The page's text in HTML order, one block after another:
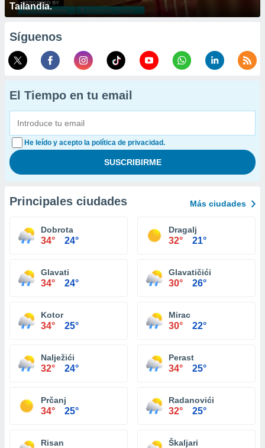
Tailandia.
Síguenos
El Tiempo en tu email
He leído y acepto la política de privacidad.
Principales ciudades Más ciudades
Dobrota
34° 24°
Dragalj
32° 21°
Glavati
34° 24°
Glavatičići
30° 26°
Kotor
34° 25°
Mirac
30° 22°
Nalježići
32° 24°
Perast
34° 25°
Prčanj
34° 25°
Radanovići
32° 25°
Risan Škaljari